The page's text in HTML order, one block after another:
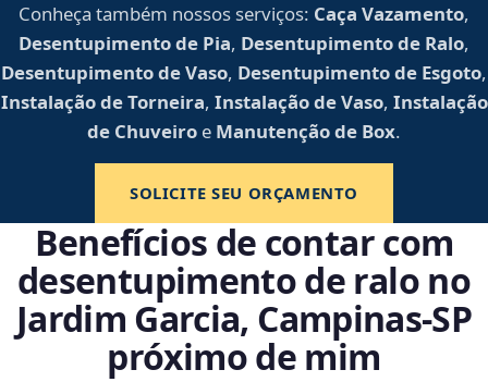
Conheça também nossos serviços: Caça Vazamento,
Desentupimento de Pia, Desentupimento de Ralo,
Desentupimento de Vaso, Desentupimento de Esgoto,
Instalação de Torneira, Instalação de Vaso, Instalação
de Chuveiro e Manutenção de Box.
SOLICITE SEU ORÇAMENTO
Benefícios de contar com
desentupimento de ralo no
Jardim Garcia, Campinas‑SP
próximo de mim